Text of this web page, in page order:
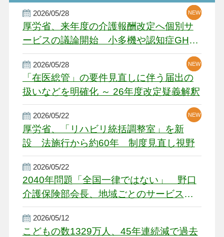
2026/05/28
厚労省、来年度の介護報酬改定へ個別サ
ービスの議論開始 小多機や認知症GH、
厳しい経営環境に危機感
NEW
NEW
NEW
2026/05/28
「在医総管」の要件見直しに伴う届出の
扱いなどを明確化 ～ 26年度改定疑義解釈
NEW
NEW
2026/05/22
厚労省、「リハビリ統括調整室」を新
設 法施行から約60年 制度見直し視野
NEW
2026/05/22
2040年問題「全国一律ではない」 野口
介護保険部会長、地域ごとのサービス基
盤整備を促す
2026/05/12
こどもの数1329万人、45年連続減で過去